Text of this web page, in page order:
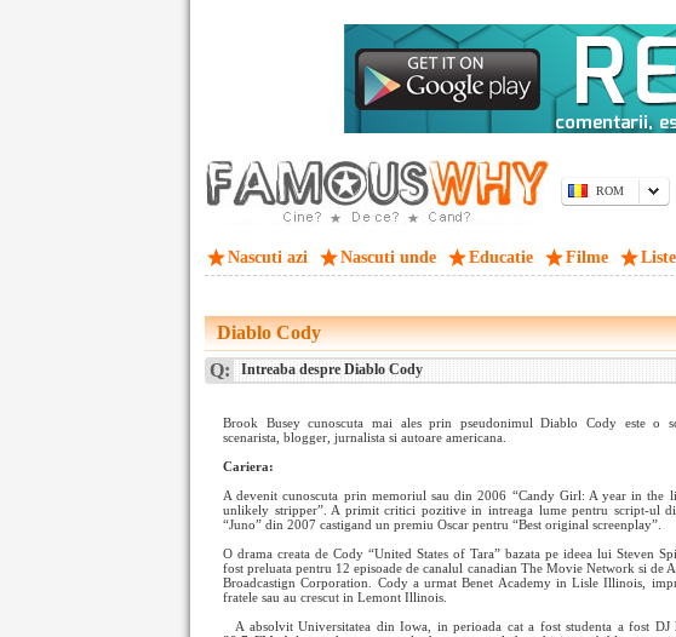
ROM
Nascuti azi Nascuti unde Educatie Filme Liste
Diablo Cody
Q: Intreaba despre Diablo Cody
Brook Busey cunoscuta mai ales prin pseudonimul Diablo Cody este o
scenarista, blogger, jurnalista si autoare americana.
Cariera:
A devenit cunoscuta prin memoriul sau din 2006 “Candy Girl: A year in the
unlikely stripper”. A primit critici pozitive in intreaga lume pentru script-ul
“Juno” din 2007 castigand un premiu Oscar pentru “Best original screenplay”.
O drama creata de Cody “United States of Tara” bazata pe ideea lui Steven
fost preluata pentru 12 episoade de canalul canadian The Movie Network si de
Broadcastign Corporation. Cody a urmat Benet Academy in Lisle Illinois,
fratele sau au crescut in Lemont Illinois.
A absolvit Universitatea din Iowa, in perioada cat a fost studenta afost DJ